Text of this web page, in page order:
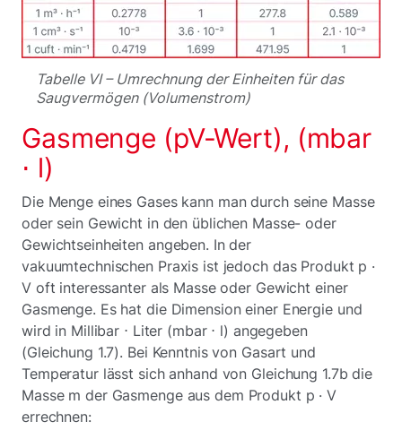
Tabelle VI – Umrechnung der Einheiten für das
Saugvermögen (Volumenstrom)
Gasmenge (pV-Wert), (mbar
⋅ l)
Die Menge eines Gases kann man durch seine Masse
oder sein Gewicht in den üblichen Masse- oder
Gewichtseinheiten angeben. In der
vakuumtechnischen Praxis ist jedoch das Produkt p ·
V oft interessanter als Masse oder Gewicht einer
Gasmenge. Es hat die Dimension einer Energie und
wird in Millibar ⋅ Liter (mbar ⋅ l) angegeben
(Gleichung 1.7). Bei Kenntnis von Gasart und
Temperatur lässt sich anhand von Gleichung 1.7b die
Masse m der Gasmenge aus dem Produkt p · V
errechnen: